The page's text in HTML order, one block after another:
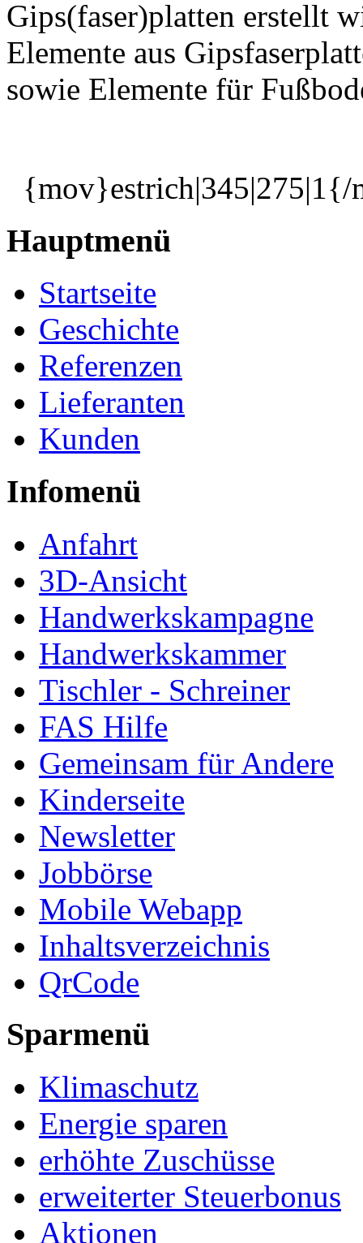
Gips(faser)platten erstellt
Elemente aus
sowie Elemente für
Hauptmenü
Startseite
Geschichte
Referenzen
Lieferanten
Kunden
Infomenü
Anfahrt
3D-Ansicht
Handwerkskampagne
Handwerkskammer
Tischler - Schreiner
FAS Hilfe
Gemeinsam für Andere
Kinderseite
Newsletter
Jobbörse
Mobile Webapp
Inhaltsverzeichnis
QrCode
Sparmenü
Klimaschutz
Energie sparen
erhöhte Zuschüsse
erweiterter Steuerbonus
Aktionen